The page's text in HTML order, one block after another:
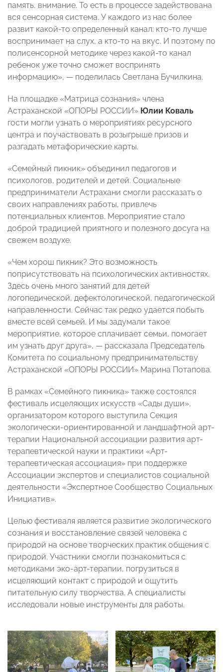
память, внимание. То есть в процессе задействована
вся сенсорная система. У каждого из нас более
развит какой-то определенный канал: кто-то лучше
воспринимает на слух, а кто-то на вкус. И поэтому по
полисенсорной методике через какой-то канал
ребенок уже точно сможет воспринять
информацию», — поделилась Светлана Бучилкина.
На площадке «Матрица сознания» члена
Астраханской «ОПОРЫ РОССИИ» Юлии Коваль
гости могли узнать о мероприятиях ресурсного
центра и поучаствовать в розыгрыше призов и
разгадать метафорические карты.
«Семейный пикник» объединил педагогов и
психологов, родителей и детей. Социальные
предприниматели Астрахани смогли рассказать о
своих направлениях работы, привлечь
потенциальных клиентов. Мероприятие стало
доброй традицией приятного и полезного досуга на
свежем воздухе.
«Чем хорош пикник? Это возможность
поприсутствовать на психологических активностях.
Здесь очень много занятий для детей
логопедической, дефектологической, педагогической
направленности. Сейчас так редко удается побыть
вместе всей семьей. И мы задумали такое
мероприятие, которое сплачивает семьи, помогает
им узнать друг друга», — рассказала Председатель
Комитета по социальному предпринимательству
Астраханской «ОПОРЫ РОССИИ» Марина Потапова.
В рамках «Семейного пикника» также состоялся
фестиваль исцеляющих искусств «Сады души»,
организатором которого выступила Секция
экологически-ориентированной и ландшафтной арт-
терапии Национальной ассоциации развития арт-
терапевтической науки и практики «Арт-
терапевтическая ассоциация» при поддержке
Ассоциации экспертов и специалистов социальной
деятельности «Экспертное Сообщество Социальных
Инициатив».
Целью фестиваля является развитие экологического
сознания и восстановление связей человека с
природой на основе творческих практик общения с
природой. Участники смогли познакомиться с
методиками эко-арт-терапии, погрузиться в
исцеляющий контакт с природой и ощутить
питательную силу творчества. А специалисты
исследовали новые инструменты для работы.